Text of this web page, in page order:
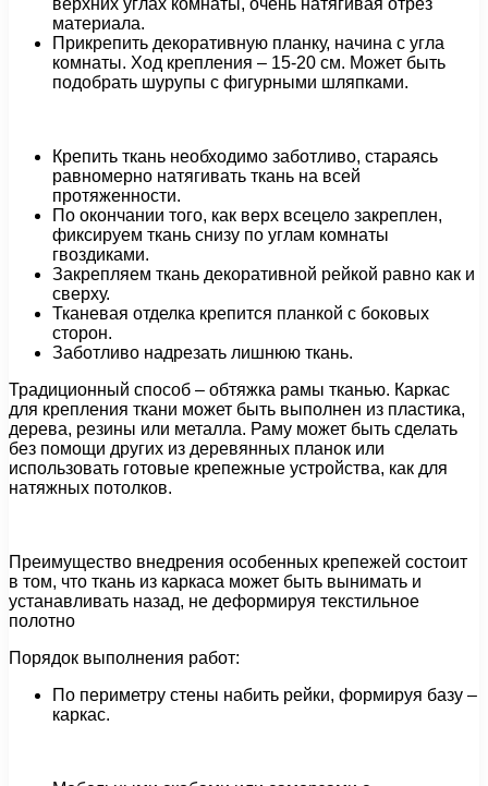
материала.
Прикрепить декоративную планку, начина с угла
комнаты. Ход крепления – 15-20 см. Может быть
подобрать шурупы с фигурными шляпками.
Крепить ткань необходимо заботливо, стараясь
равномерно натягивать ткань на всей
протяженности.
По окончании того, как верх всецело закреплен,
фиксируем ткань снизу по углам комнаты
гвоздиками.
Закрепляем ткань декоративной рейкой равно как и
сверху.
Тканевая отделка крепится планкой с боковых
сторон.
Заботливо надрезать лишнюю ткань.
Традиционный способ – обтяжка рамы тканью. Каркас
для крепления ткани может быть выполнен из пластика,
дерева, резины или металла. Раму может быть сделать
без помощи других из деревянных планок или
использовать готовые крепежные устройства, как для
натяжных потолков.
Преимущество внедрения особенных крепежей состоит
в том, что ткань из каркаса может быть вынимать и
устанавливать назад, не деформируя текстильное
полотно
Порядок выполнения работ:
По периметру стены набить рейки, формируя базу –
каркас.